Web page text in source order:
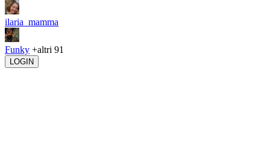
ilaria_mamma
Funky +altri 91
LOGIN